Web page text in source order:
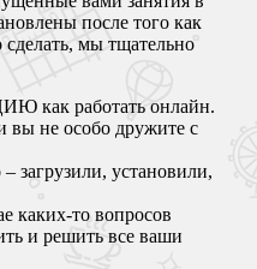
после того как
сделать, мы тщательно
как работать онлайн.
вы не особо дружите с
загрузили, установили,
каких-то вопросов
и решить все ваши